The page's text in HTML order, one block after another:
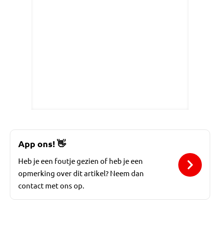
App ons!👋
Heb je een foutje gezien of heb je een
opmerking over dit artikel? Neem dan
contact met ons op.